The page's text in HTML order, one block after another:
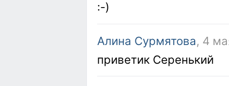
:-)
Алина Сурмятова, 4
приветик Серенький